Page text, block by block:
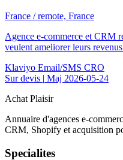
France / remote, France
Agence e-commerce et CRM
veulent ameliorer leurs
Klaviyo Email/SMS CRO
Sur devis | Maj 2026-05-24
Achat Plaisir
Annuaire d'agences e-
CRM, Shopify et acquisition
Specialites